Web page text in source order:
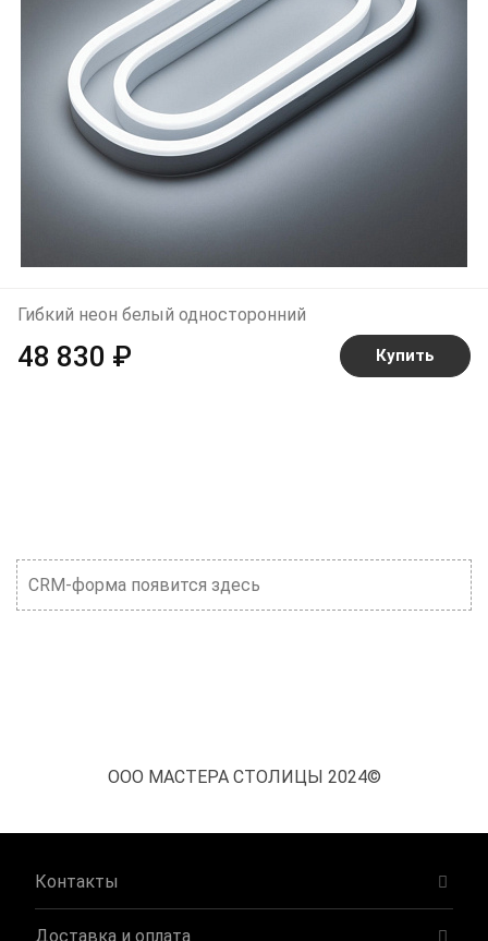
Гибкий неон белый односторонний
48 830 ₽ Купить
CRM-форма появится здесь
ООО МАСТЕРА СТОЛИЦЫ 2024©
Контакты
Доставка и оплата